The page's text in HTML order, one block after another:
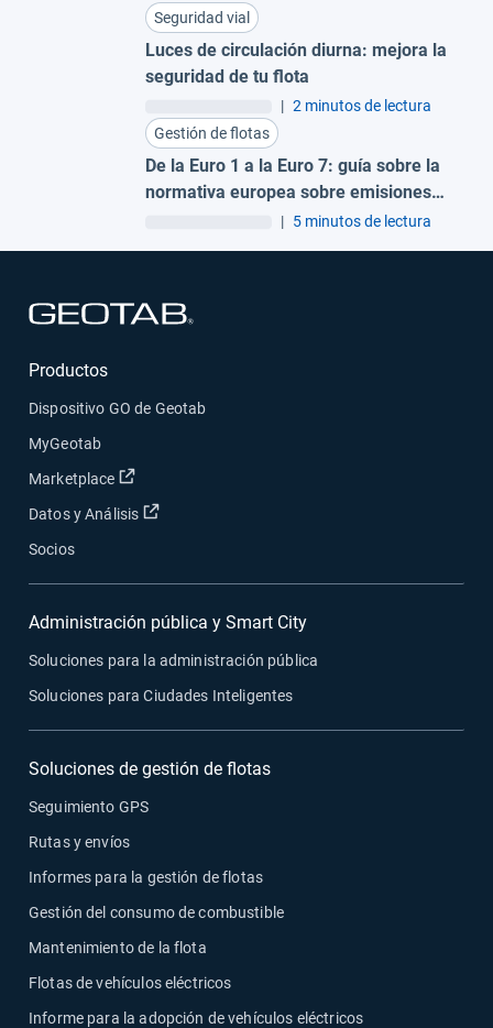
Seguridad vial
Luces de circulación diurna: mejora la
seguridad de tu flota
| 2 minutos de lectura
Gestión de flotas
De la Euro 1 a la Euro 7: guía sobre la
normativa europea sobre emisiones
| 5 minutos de lectura
Productos
Dispositivo GO de Geotab
MyGeotab
Marketplace
Abrir en una nueva ventana
Datos y Análisis Abrir en una nueva ventana
Socios
Administración pública y Smart City
Soluciones para la administración pública
Soluciones para Ciudades Inteligentes
Soluciones de gestión de flotas
Seguimiento GPS
Rutas y envíos
Informes para la gestión de flotas
Gestión del consumo de combustible
Mantenimiento de la flota
Flotas de vehículos eléctricos
Informe para la adopción de vehículos eléctricos